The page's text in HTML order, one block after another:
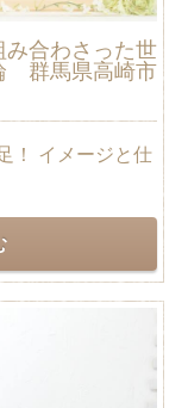
合わさった世
群馬県高崎市
！ イメージと仕